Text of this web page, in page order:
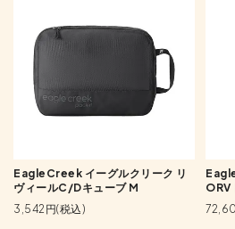
EagleCreek イーグルクリーク リ
ヴィールC/Dキューブ M
3,542円(税込)
ORV